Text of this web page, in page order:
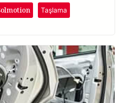
Taşlama